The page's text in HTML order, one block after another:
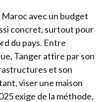
Maroc avec un budget
concret, surtout pour
du pays. Entre
Tanger attire par son
et son
viser une maison
exige de la méthode,